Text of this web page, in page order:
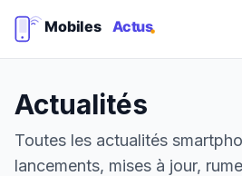
Actualités
Toutes les actualités
lancements, mises à jour,